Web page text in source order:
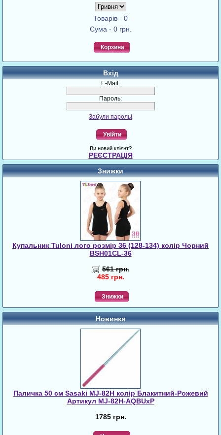
Товарів - 0
Сума - 0 грн.
Корзина
Вхід
E-Mail:
Пароль:
Забули пароль!
Увійти
Ви новий клієнт?
РЕЄСТРАЦІЯ
Знижки
Купальник Tuloni лого розмір 36 (128-134) колір Чорний
BSH01CL-36
561 грн.
485 грн.
Знижки
Новинки
Паличка 50 см Sasaki MJ-82H колір Блакитний-Рожевий
Артикул MJ-82H-AQBUxP
1785 грн.